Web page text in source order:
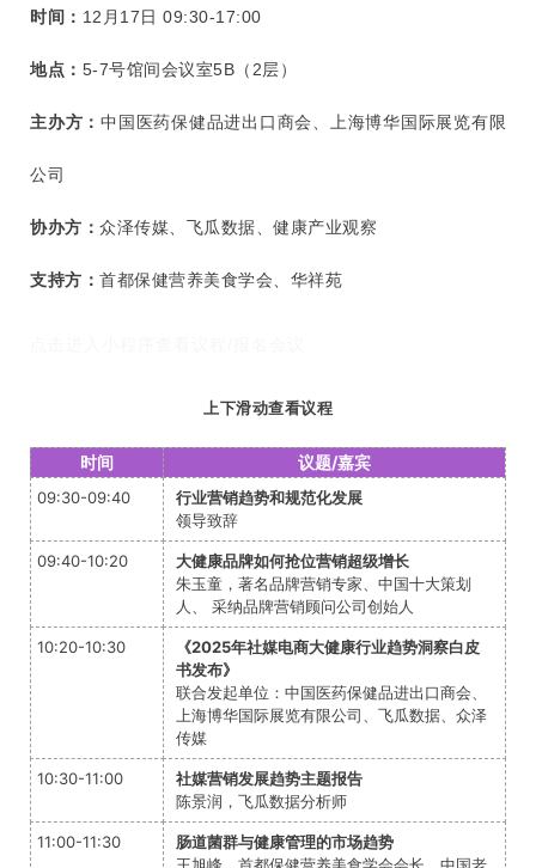
时间： 12月17日 09:30-17:00
地点： 5-7号馆间会议室5B（2层）
主办方： 中国医药保健品进出口商会、上海博华国际展览有限
公司
协办方： 众泽传媒、飞瓜数据、健康产业观察
支持方： 首都保健营养美食学会、华祥苑
上下滑动查看议程
时间 议题/嘉宾
09:30-09:40
行业营销趋势和规范化发展
领导致辞
09:40-10:20
大健康品牌如何抢位营销超级增长
朱玉童，著名品牌营销专家、中国十大策划
人、 采纳品牌营销顾问公司创始人
10:20-10:30
《2025年社媒电商大健康行业趋势洞察白皮
书发布》
联合发起单位：中国医药保健品进出口商会、
上海博华国际展览有限公司、飞瓜数据、众泽
传媒
10:30-11:00
社媒营销发展趋势主题报告
陈景润，飞瓜数据分析师
11:00-11:30
肠道菌群与健康管理的市场趋势